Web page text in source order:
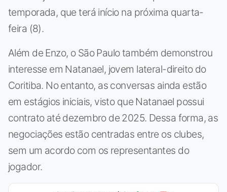
temporada, que terá início na próxima quarta-
feira (8).
Além de Enzo, o São Paulo também demonstrou
interesse em Natanael, jovem lateral-direito do
Coritiba. No entanto, as conversas ainda estão
em estágios iniciais, visto que Natanael possui
contrato até dezembro de 2025. Dessa forma, as
negociações estão centradas entre os clubes,
sem um acordo com os representantes do
jogador.